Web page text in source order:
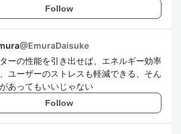
Follow
@EmuraDaisuke
ーの性能を引き出せば、エネルギー効率
ユーザーのストレスも軽減できる、そん
あってもいいじゃない
Follow